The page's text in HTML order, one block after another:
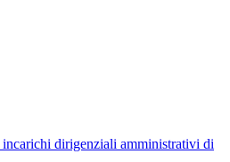
dirigenziali amministrativi di